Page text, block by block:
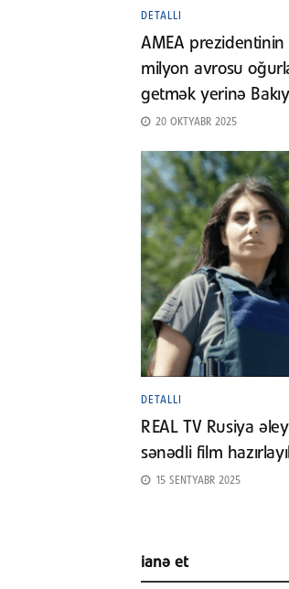
DETALLI
AMEA prezidentinin
milyon avrosu
getmək yerinə
20 OKTYABR 2025
DETALLI
REAL TV Rusiya
sənədli film
15 SENTYABR 2025
ianə et